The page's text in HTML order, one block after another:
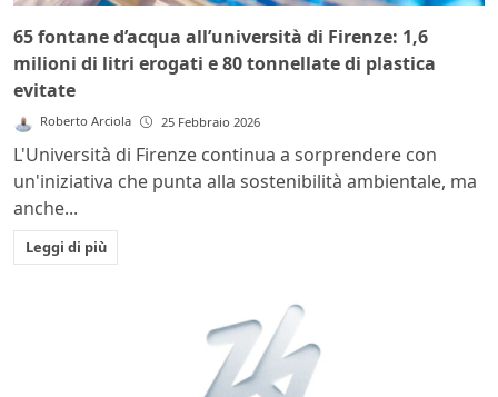
65 fontane d’acqua all’università di Firenze: 1,6
milioni di litri erogati e 80 tonnellate di plastica
evitate
Roberto Arciola 25 Febbraio 2026
L'Università di Firenze continua a sorprendere con
un'iniziativa che punta alla sostenibilità ambientale, ma
anche...
Leggi di più